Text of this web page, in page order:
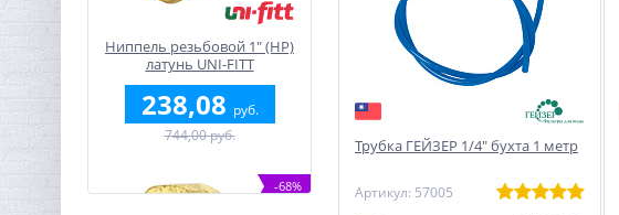
Ниппель резьбовой 1" (НР)
латунь UNI-FITT
238,08 руб.
744,00 руб.
-68%
Трубка ГЕЙЗЕР 1/4" бухта 1 метр
Артикул: 57005